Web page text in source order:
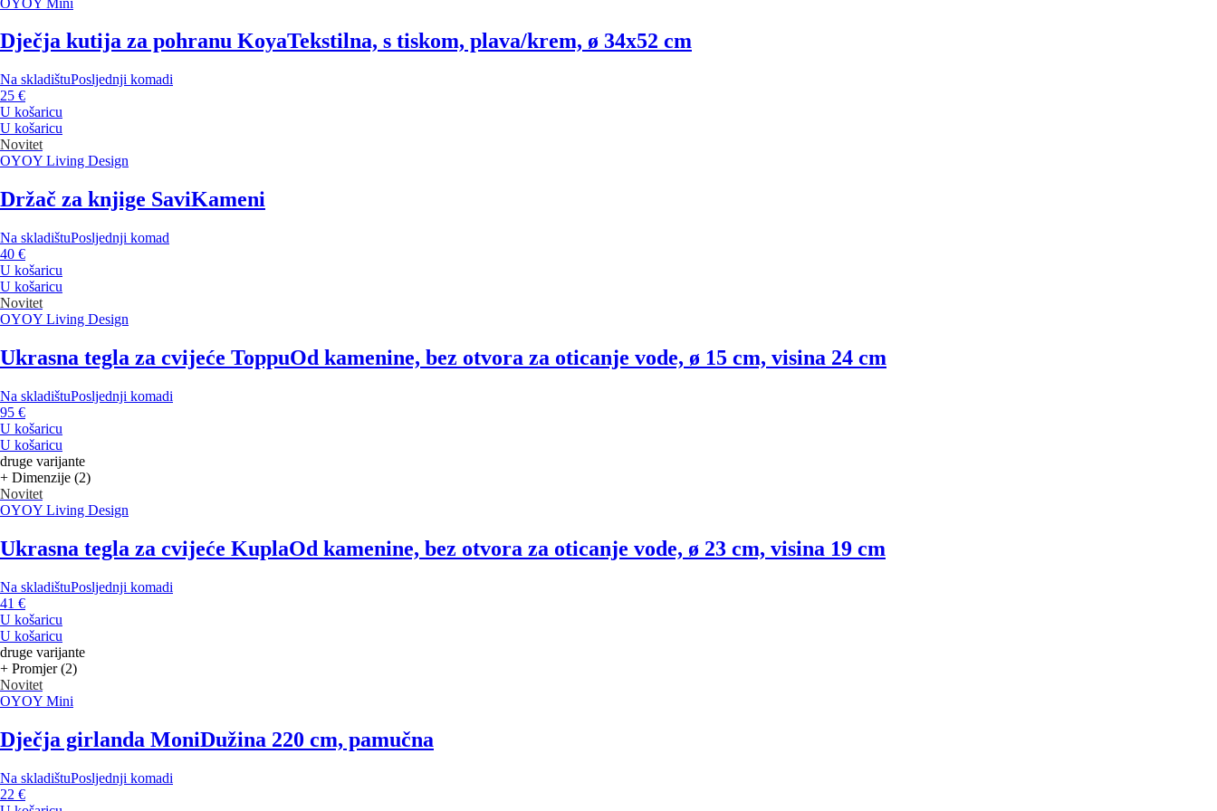
Dječja kutija za pohranu KoyaTekstilna, s tiskom, plava/krem, ø 34x52 cm
Na skladištuPosljednji komadi
25 €
U košaricu
U košaricu
Novitet
OYOY Living Design
Držač za knjige SaviKameni
Na skladištuPosljednji komad
40 €
U košaricu
U košaricu
Novitet
OYOY Living Design
Ukrasna tegla za cvijeće ToppuOd kamenine, bez otvora za oticanje vode, ø 15 cm, visina 24 cm
Na skladištuPosljednji komadi
95 €
U košaricu
U košaricu
druge varijante
+ Dimenzije (2)
Novitet
OYOY Living Design
Ukrasna tegla za cvijeće KuplaOd kamenine, bez otvora za oticanje vode, ø 23 cm, visina 19 cm
Na skladištuPosljednji komadi
41 €
U košaricu
U košaricu
druge varijante
+ Promjer (2)
Novitet
OYOY Mini
Dječja girlanda MoniDužina 220 cm, pamučna
Na skladištuPosljednji komadi
22 €